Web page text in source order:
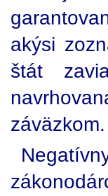
akýsi
štát
záväzkom.